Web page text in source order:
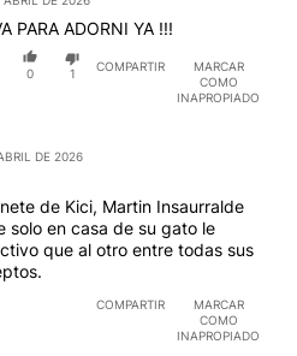
PARA ADORNI YA !!!
0 1
COMPARTIR
MARCAR
COMO
INAPROPIADO
DE 2026
de Kici, Martin Insaurralde
solo en casa de su gato le
que al otro entre todas sus
COMPARTIR
MARCAR
COMO
INAPROPIADO